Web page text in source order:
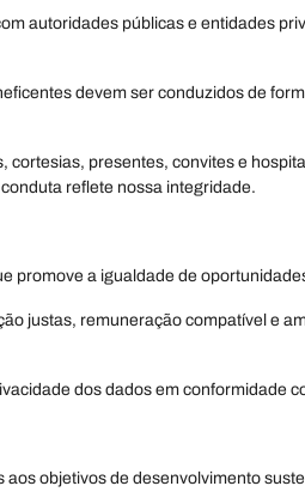
autoridades públicas e entidades
devem ser conduzidos de
presentes, convites e
reflete nossa integridade.
promove a igualdade de
justas, remuneração compatível e
dos dados em conformidade
objetivos de desenvolvimento